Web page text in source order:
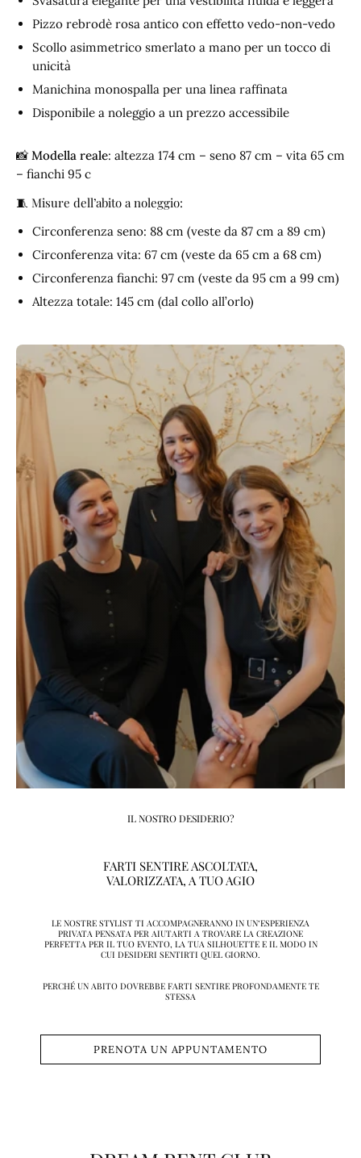
Pizzo rebrodè rosa antico con effetto vedo-non-vedo
Scollo asimmetrico smerlato a mano per un tocco di
unicità
Manichina monospalla per una linea raffinata
Disponibile a noleggio a un prezzo accessibile
📸 Modella reale: altezza 174 cm – seno 87 cm – vita 65 cm
– fianchi 95 c
🧵 Misure dell’abito a noleggio:
Circonferenza seno: 88 cm (veste da 87 cm a 89 cm)
Circonferenza vita: 67 cm (veste da 65 cm a 68 cm)
Circonferenza fianchi: 97 cm (veste da 95 cm a 99 cm)
Altezza totale: 145 cm (dal collo all’orlo)
IL NOSTRO DESIDERIO?
FARTI SENTIRE ASCOLTATA,
VALORIZZATA, A TUO AGIO
LE NOSTRE STYLIST TI ACCOMPAGNERANNO IN UN’ESPERIENZA
PRIVATA PENSATA PER AIUTARTI A TROVARE LA CREAZIONE
PERFETTA PER IL TUO EVENTO, LA TUA SILHOUETTE E IL MODO IN
CUI DESIDERI SENTIRTI QUEL GIORNO.
PERCHÉ UN ABITO DOVREBBE FARTI SENTIRE PROFONDAMENTE TE
STESSA
PRENOTA UN APPUNTAMENTO